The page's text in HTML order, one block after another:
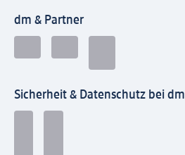
dm & Partner
Sicherheit & Datenschutz bei dm